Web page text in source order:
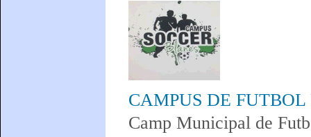
CAMPUS DE
Camp Municipal de